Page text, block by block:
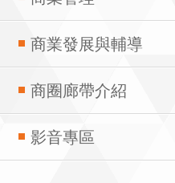
商業發展與輔導
商圈廊帶介紹
影音專區